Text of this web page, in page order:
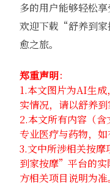
多的用户能够轻松
欢迎下载“舒养到
愈之旅。
郑重声明：
1.本文图片为AI生
实情况，请以舒养到
2.本文所有内容（
专业医疗与药物，如
3.文中所涉相关按
到家按摩”平台的实
方相关项目说明为准。